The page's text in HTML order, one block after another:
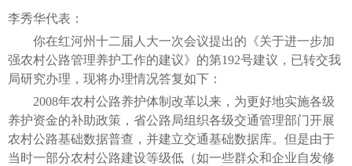
李秀华代表：
你在红河州十二届人大一次会议提出的《关于进一步加
强农村公路管理养护工作的建议》的第192号建议，已转交我
局研究办理，现将办理情况答复如下：
2008年农村公路养护体制改革以来，为更好地实施各级
养护资金的补助政策，省公路局组织各级交通管理部门开展
农村公路基础数据普查，并建立交通基础数据库。但是由于
当时一部分农村公路建设等级低（如一些群众和企业自发修